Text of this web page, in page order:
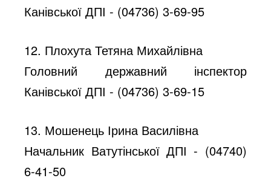
Канівської ДПІ - (04736) 3-69-95
12. Плохута Тетяна Михайлівна
Головний державний інспектор
Канівської ДПІ - (04736) 3-69-15
13. Мошенець Ірина Василівна
Начальник Ватутінської ДПІ - (04740)
6-41-50